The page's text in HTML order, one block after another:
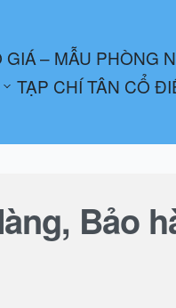
GIÁ– MẪU PHÒNG
TẠP CHÍ TÂN CỔ
Bảo